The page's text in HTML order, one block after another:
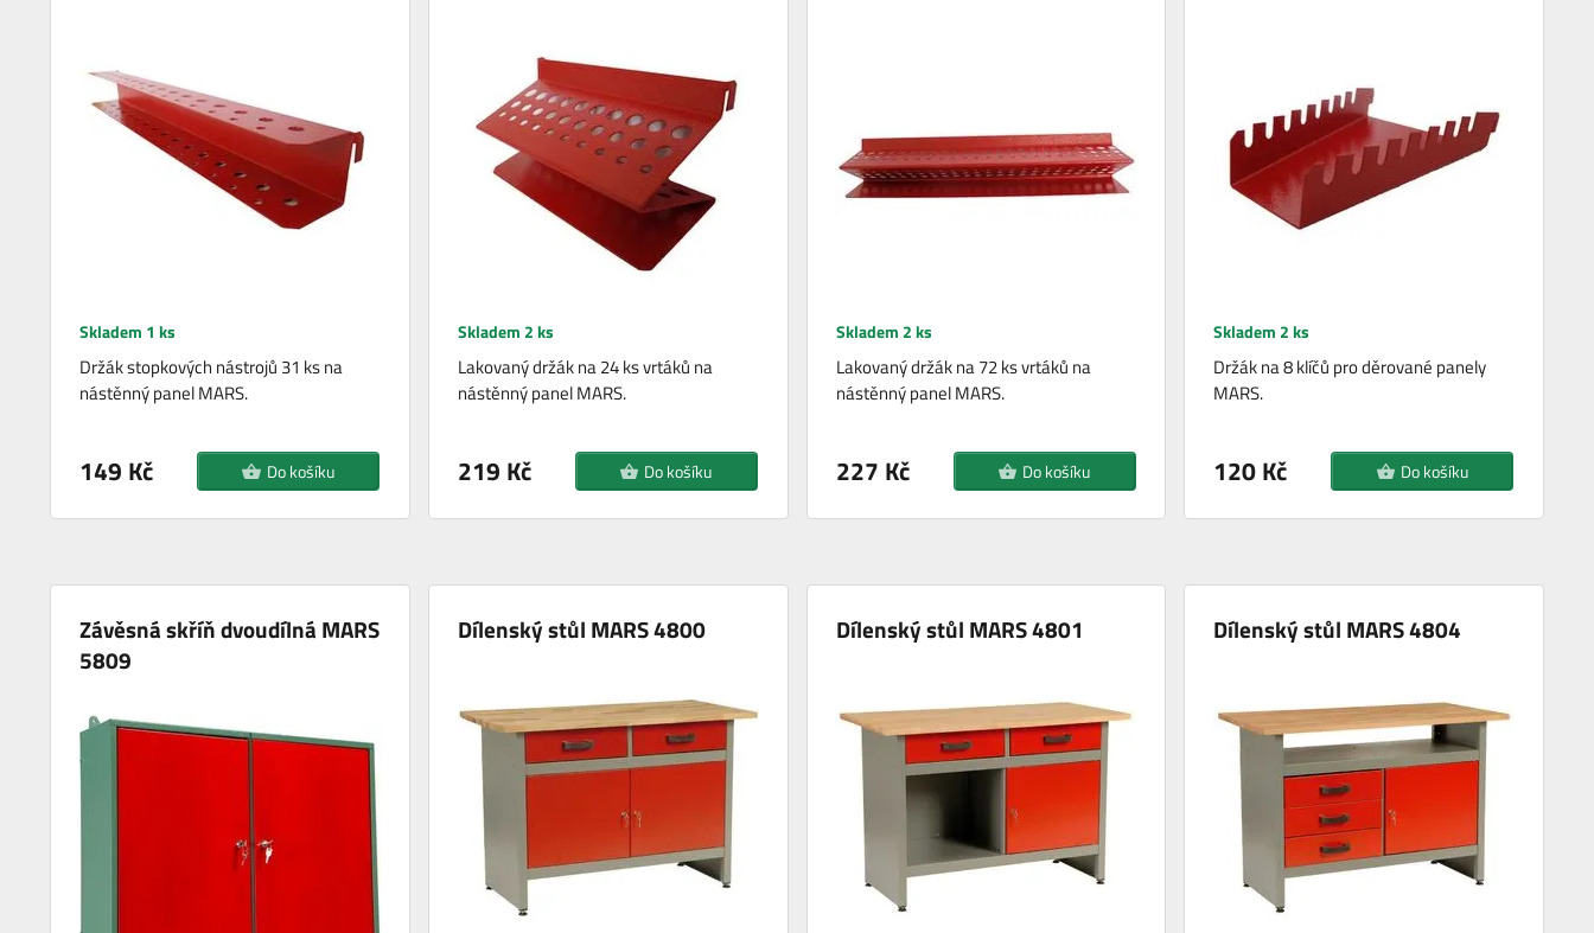
Skladem 1 ks
Držák stopkových nástrojů 31 ks na
nástěnný panel MARS.
149 Kč Do košíku
Skladem 2 ks
Lakovaný držák na 24 ks vrtáků na
nástěnný panel MARS.
219 Kč Do košíku
Skladem 2 ks
Lakovaný držák na 72 ks vrtáků na
nástěnný panel MARS.
227 Kč Do košíku
Skladem 2 ks
Držák na 8 klíčů pro děrované panely
MARS.
120 Kč Do košíku
Závěsná skříň dvoudílná MARS
5809
Dílenský stůl MARS 4800 Dílenský stůl MARS 4801 Dílenský stůl MARS 4804